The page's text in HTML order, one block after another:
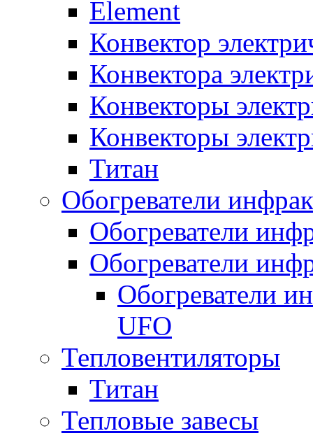
Element
Конвектор
Конвектора
Конвекторы
Конвекторы
Титан
Обогреватели
Обогреватели
Обогреватели
Обогреватели
UFO
Тепловентиляторы
Титан
Тепловые завесы